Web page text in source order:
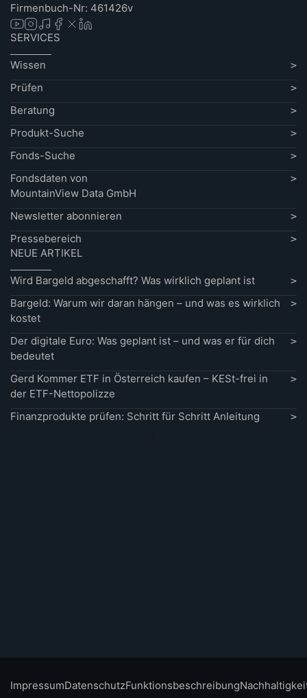
Firmenbuch-Nr: 461426v
SERVICES
Wissen
Prüfen
Beratung
Produkt-Suche
Fonds-Suche
Fondsdaten von
MountainView Data GmbH
Newsletter abonnieren
Pressebereich
NEUE ARTIKEL
Wird Bargeld abgeschafft? Was wirklich geplant ist
Bargeld: Warum wir daran hängen – und was es wirklich
kostet
Der digitale Euro: Was geplant ist – und was er für dich
bedeutet
Gerd Kommer ETF in Österreich kaufen – KESt-frei in
der ETF-Nettopolizze
Finanzprodukte prüfen: Schritt für Schritt Anleitung
ImpressumDatenschutzFunktionsbeschreibung